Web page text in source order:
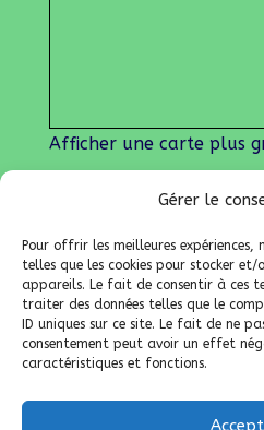
Gérer le
Pour offrir les meilleures expériences,
telles que les cookies pour stocker
appareils. Le fait de consentir à ces
traiter des données telles que le
ID uniques sur ce site. Le fait de ne
consentement peut avoir un effet
caractéristiques et fonctions.
Afficher une carte plus
Nos liens
Lien admin
Mentions légales